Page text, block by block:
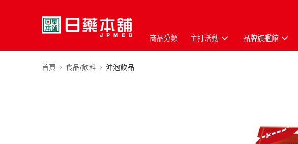
商品分類 主打活動 品牌旗艦館
首頁 食品/飲料 沖泡飲品